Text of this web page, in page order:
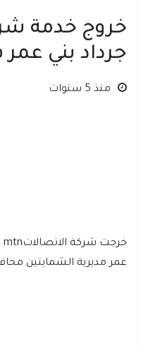
جرداد بني عمر
منذ 5 سنوات
عمر مديرية الشمايتين